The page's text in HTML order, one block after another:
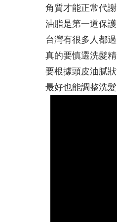
角質才能正常代
油脂是第一道保
台灣有很多人都
真的要慎選洗髮
要根據頭皮油膩
最好也能調整洗